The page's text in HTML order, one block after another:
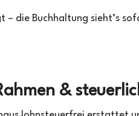
– die Buchhaltung sieht’s
&